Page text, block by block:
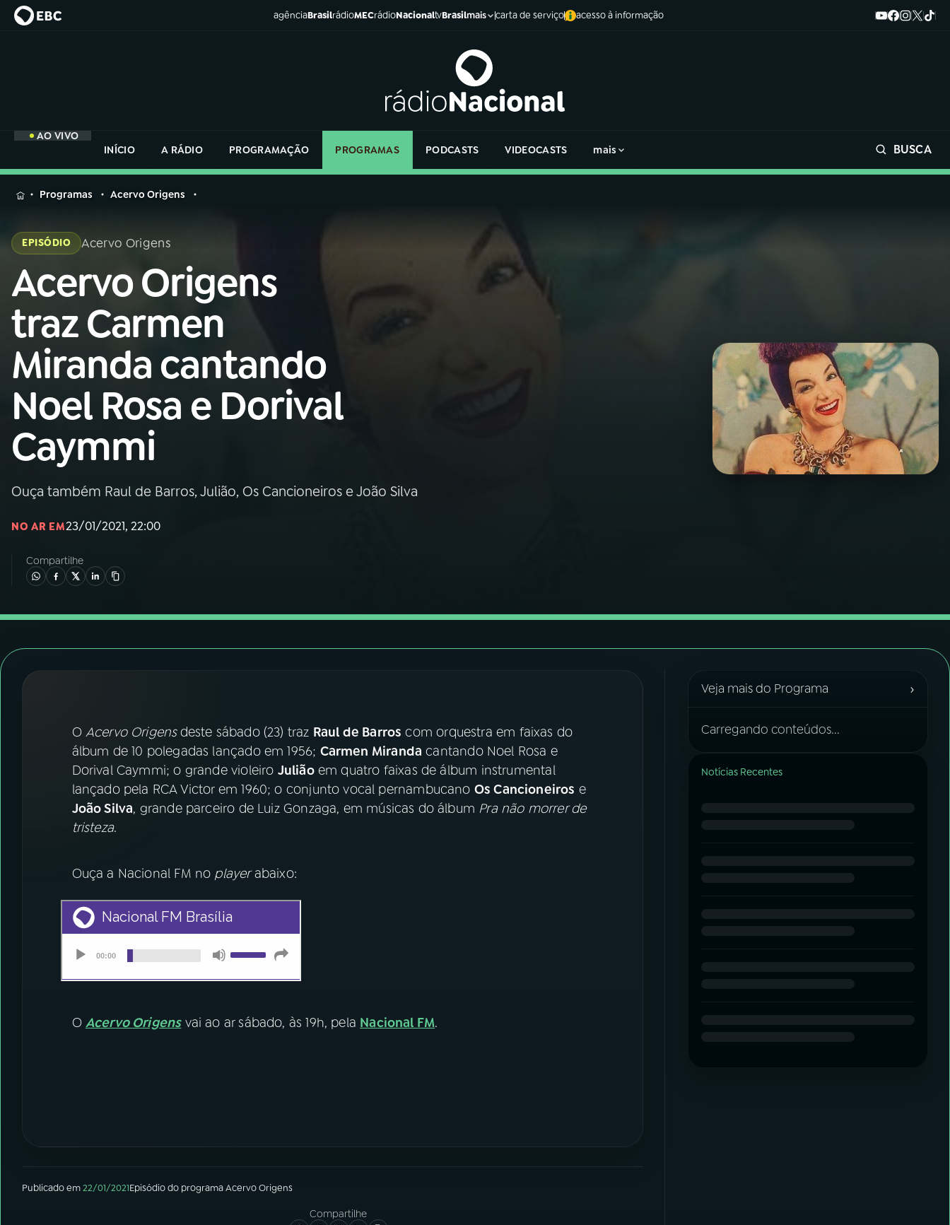
agênciaBrasilrádioMECrádioNacionaltvBrasilmais carta de serviço acesso à informação
AO VIVO
INÍCIO
A RÁDIO PROGRAMAÇÃO PROGRAMAS PODCASTS VIDEOCASTS mais BUSCA
MENU
Buscar
na
Rádio
Nacional
01INÍCIO
02A RÁDIO
03PROGRAMAÇÃO
04PROGRAMAS
06VIDEOCASTS
ACOMPANHE A RÁDIO NACIONAL
YouTube Facebook
Instagram X
na
Rádio
Programas Acervo Origens
EPISÓDIO Acervo Origens
Acervo Origens
traz Carmen
Miranda cantando
Noel Rosa e Dorival
Caymmi
Ouça também Raul de Barros, Julião, Os Cancioneiros e João Silva
NO AR EM23/01/2021, 22:00
Compartilhe
O Acervo Origensdeste sábado (23) traz Raul de Barros com orquestra em faixas do
álbum de 10 polegadas lançado em 1956; Carmen Miranda cantando Noel Rosa e
Dorival Caymmi; o grande violeiro Juliãoem quatro faixas de álbum instrumental
lançado pela RCA Victor em 1960; o conjunto vocal pernambucano Os Cancioneiros e
João Silva, grande parceiro de Luiz Gonzaga, em músicas do álbum Pra não morrer de
tristeza.
Ouça a Nacional FM no playerabaixo:
O Acervo Origensvai ao ar sábado, às 19h, pela Nacional FM.
Publicado em22/01/2021Episódiodo programaAcervo Origens
Compartilhe
Veja mais do Programa ›
Carregando conteúdos...
Notícias Recentes